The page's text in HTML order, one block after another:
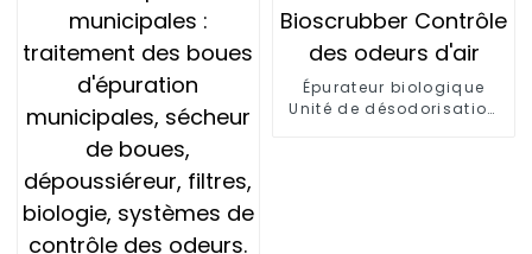
Épurateur biologique
Unité de désodorisation